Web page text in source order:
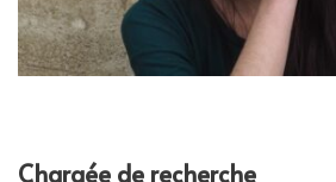
Chargée de recherche